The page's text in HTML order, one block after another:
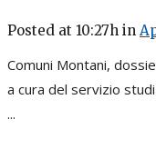
Posted at 10:27h in
Comuni Montani,
a cura del servizio
...